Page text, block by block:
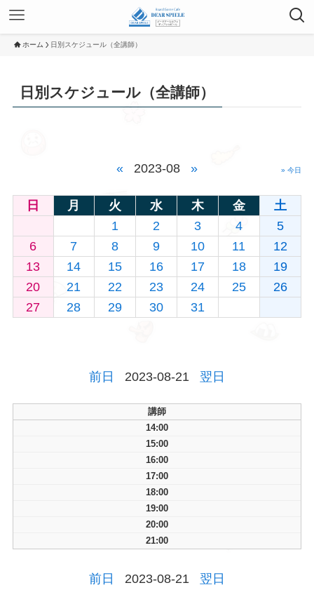
ホーム 日別スケジュール（全講師）
日別スケジュール（全講師）
« 2023-08 » » 今日
日 月 火 水 木 金
土
1
2 3 4
5
6
7 8 9 10 11
12
13
14 15 16 17 18
19
20
21 22 23 24 25
26
27
28 29 30 31
前日 2023-08-21 翌日
講師
14:00
15:00
16:00
17:00
18:00
19:00
20:00
21:00
前日 2023-08-21 翌日